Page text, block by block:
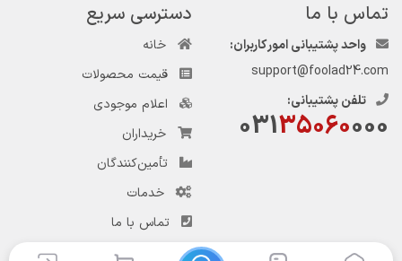
تماس با ما
واحد پشتیبانی امور کاربران:
support@foolad24.com
تلفن پشتیبانی:
03135060000
دسترسی سریع
خانه
قیمت محصولات
اعلام موجودی
خریداران
تأمین‌کنندگان
خدمات
تماس با ما